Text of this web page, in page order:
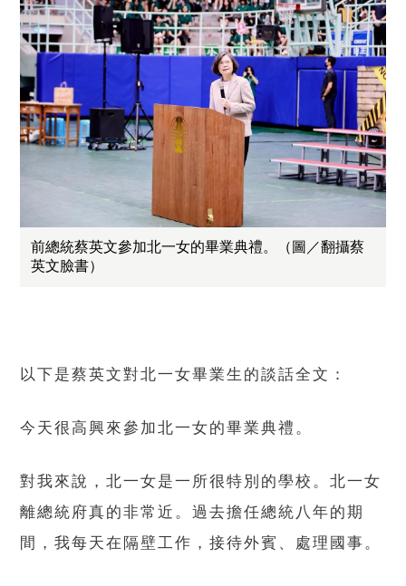
前總統蔡英文參加北一女的畢業典禮。（圖／翻攝蔡
英文臉書）
以下是蔡英文對北一女畢業生的談話全文：
今天很高興來參加北一女的畢業典禮。
對我來說，北一女是一所很特別的學校。北一女
離總統府真的非常近。過去擔任總統八年的期
間，我每天在隔壁工作，接待外賓、處理國事。